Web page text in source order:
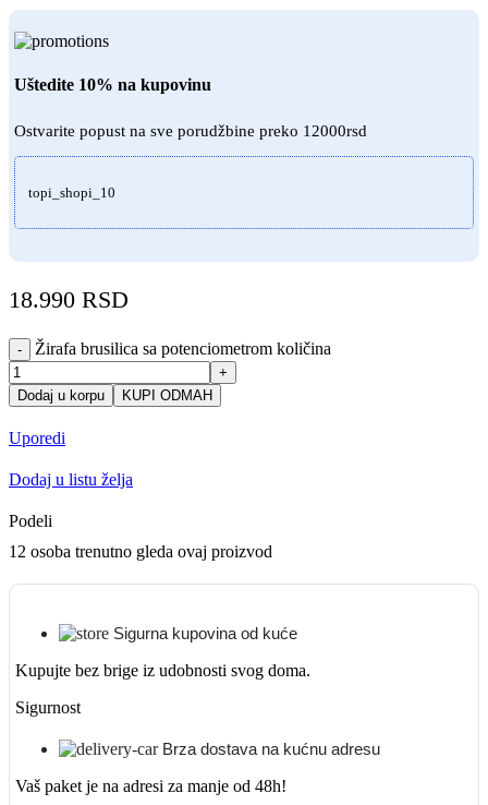
Uštedite 10% na kupovinu
Ostvarite popust na sve porudžbine preko 12000rsd
topi_shopi_10
18.990 RSD
- Žirafa brusilica sa potenciometrom količina
+
Dodaj u korpu
KUPI ODMAH
Uporedi
Dodaj u listu želja
Podeli
12 osoba trenutno gleda ovaj proizvod
Sigurna kupovina od kuće
Kupujte bez brige iz udobnosti svog doma.
Sigurnost
Brza dostava na kućnu adresu
Vaš paket je na adresi za manje od 48h!